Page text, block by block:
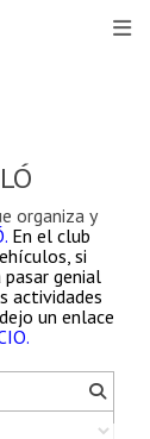
organiza y
En el club
si
genial
actividades
un enlace
.